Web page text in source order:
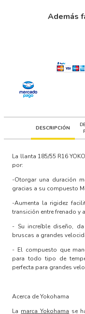
Además
DESCRIPCIÓN
La llanta 185/55 R16
por:
-Otorgar una duración
gracias a su compuesto
-Aumenta la rigidez
transición entre frenado y
- Su increíble diseño,
bruscas a grandes
- El compuesto que
para todo tipo de
perfecta para grandes
Acerca de Yokohama
La marca Yokohama se